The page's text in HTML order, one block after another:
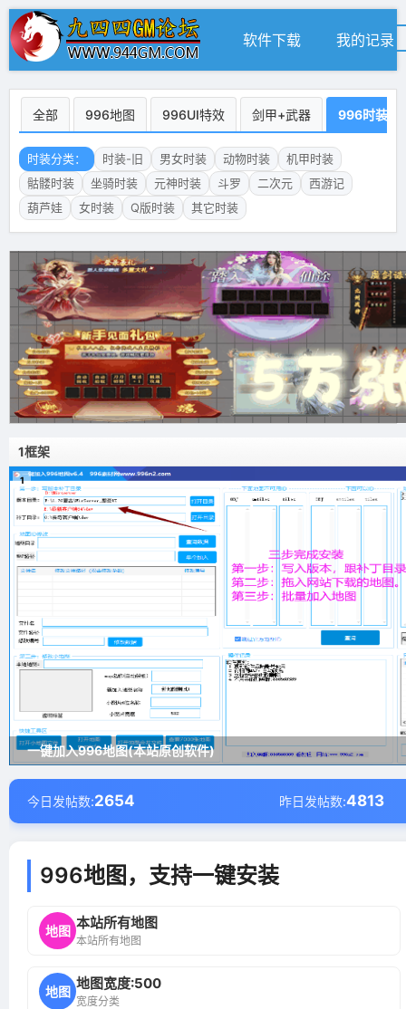
软件下载 我的记录
全部 996地图 996UI特效 剑甲+武器 996时装
时装分类： 时装-旧 男女时装 动物时装
机甲时装
骷髅时装
坐骑时装 元神时装 斗罗 二次元
西游记
葫芦娃
女时装 Q版时装 其它时装
1框架
一键加入996地图(本站原创软件)
1
今日发帖数:2654 昨日发帖数:4813
996地图，支持一键安装
地图 本站所有地图
本站所有地图
地图 地图宽度:500
宽度分类